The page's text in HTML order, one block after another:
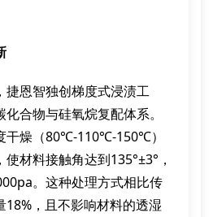
捷恩智独创梯度式浸渍工
合物与硅氧烷复配体系。
干燥（80℃-110℃-150℃）
材料接触角达到135°±3°，
。这种处理方式相比传
18%，且不影响材料的透湿